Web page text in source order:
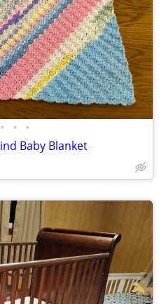
• • •
Baby Blanket